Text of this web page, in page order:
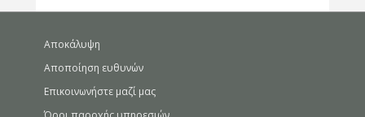
Αποκάλυψη
Αποποίηση ευθυνών
Επικοινωνήστε μαζί μας